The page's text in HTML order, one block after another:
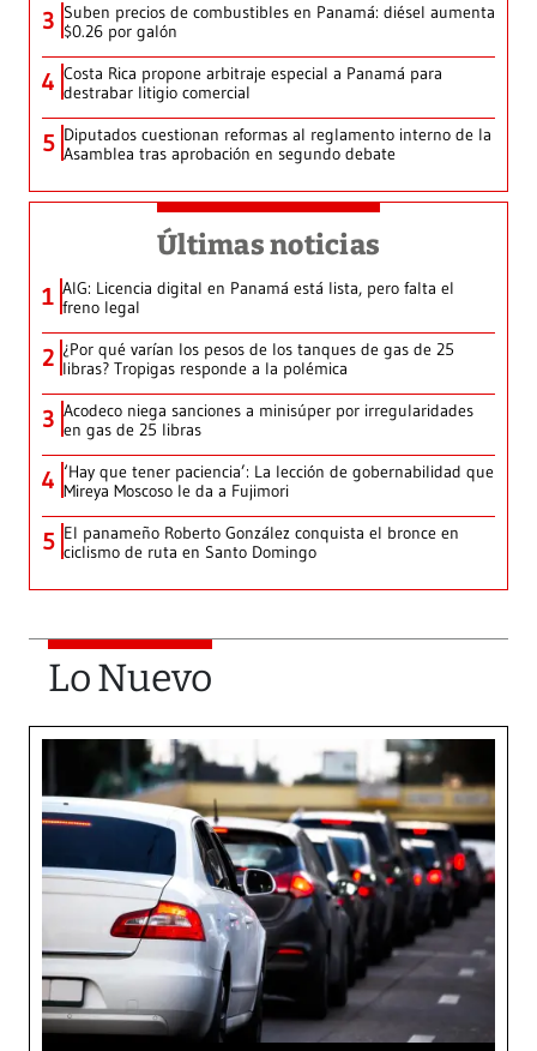
3 Suben precios de combustibles en Panamá: diésel aumenta
$0.26 por galón
4 Costa Rica propone arbitraje especial a Panamá para
destrabar litigio comercial
5 Diputados cuestionan reformas al reglamento interno de la
Asamblea tras aprobación en segundo debate
Últimas noticias
1 AIG: Licencia digital en Panamá está lista, pero falta el
freno legal
2 ¿Por qué varían los pesos de los tanques de gas de 25
libras? Tropigas responde a la polémica
3 Acodeco niega sanciones a minisúper por irregularidades
en gas de 25 libras
4 ‘Hay que tener paciencia’: La lección de gobernabilidad que
Mireya Moscoso le da a Fujimori
5 El panameño Roberto González conquista el bronce en
ciclismo de ruta en Santo Domingo
Lo Nuevo